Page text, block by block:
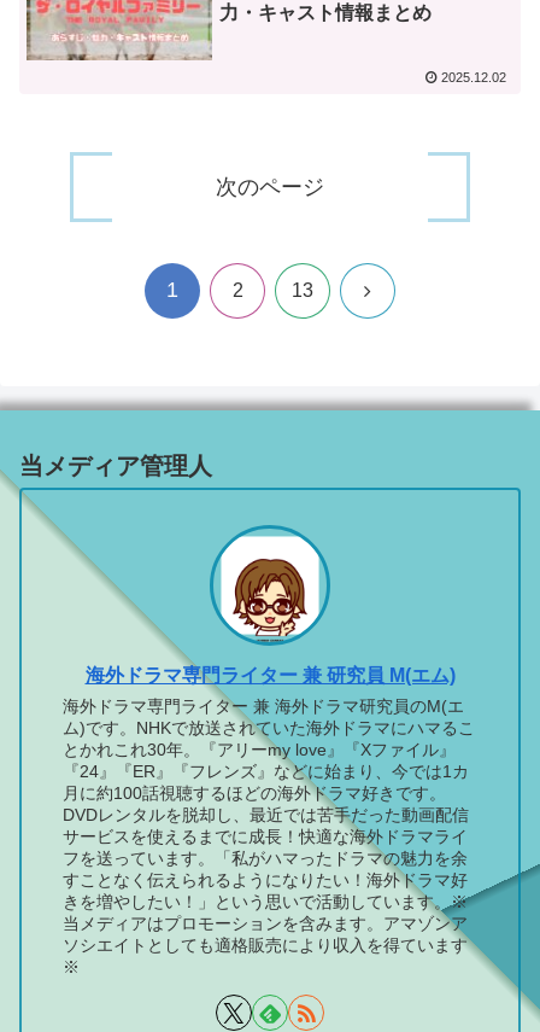
力・キャスト情報まとめ
2025.12.02
次のページ
1 2 13 次
当メディア管理人
海外ドラマ専門ライター 兼 研究員 M(エム)
海外ドラマ専門ライター 兼 海外ドラマ研究員のM(エ
ム)です。NHKで放送されていた海外ドラマにハマるこ
とかれこれ30年。『アリーmy love』『Xファイル』
『24』『ER』『フレンズ』などに始まり、今では1カ
月に約100話視聴するほどの海外ドラマ好きです。
DVDレンタルを脱却し、最近では苦手だった動画配信
サービスを使えるまでに成長！快適な海外ドラマライ
フを送っています。「私がハマったドラマの魅力を余
すことなく伝えられるようになりたい！海外ドラマ好
きを増やしたい！」という思いで活動しています。※
当メディアはプロモーションを含みます。アマゾンア
ソシエイトとしても適格販売により収入を得ています
※